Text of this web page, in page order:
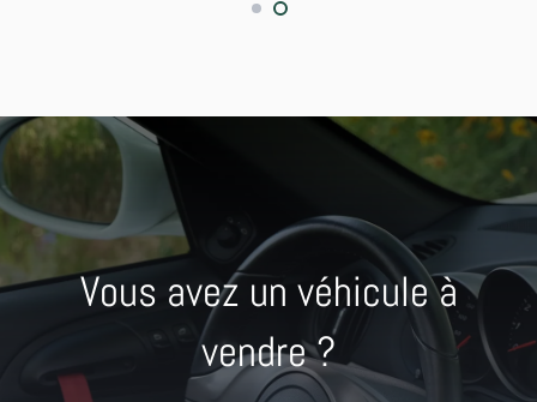
Vous avez un véhicule à
vendre ?